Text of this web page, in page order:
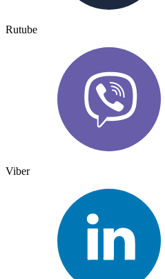
Rutube
Viber